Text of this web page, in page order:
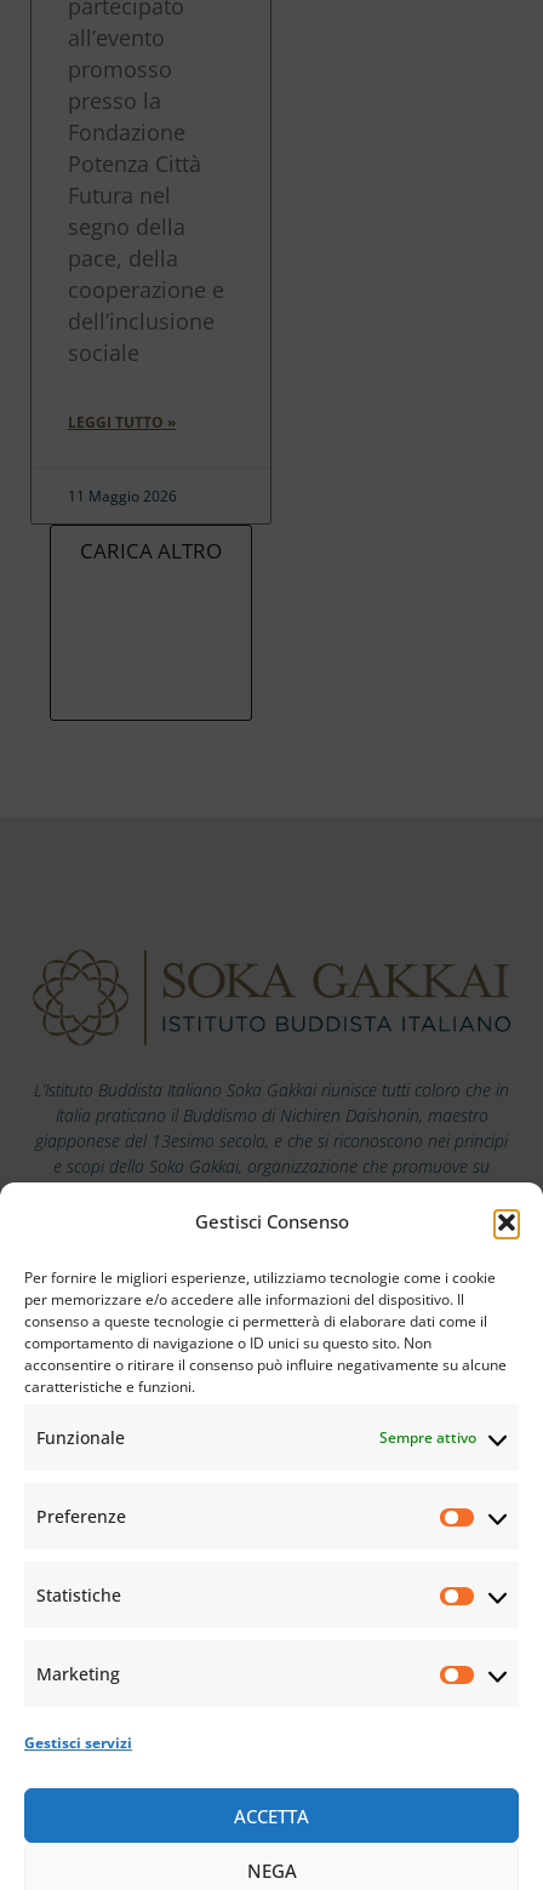
Gestisci Consenso
Per fornire le migliori esperienze, utilizziamo tecnologie come i cookie
per memorizzare e/o accedere alle informazioni del dispositivo. Il
consenso a queste tecnologie ci permetterà di elaborare dati come il
comportamento di navigazione o ID unici su questo sito. Non
acconsentire o ritirare il consenso può influire negativamente su alcune
caratteristiche e funzioni.
Funzionale Sempre attivo
Preferenze
Statistiche
Marketing
Gestisci servizi
ACCETTA
NEGA
all’evento
promosso
presso la
Fondazione
Potenza Città
Futura nel
segno della
pace, della
cooperazione e
dell’inclusione
sociale
LEGGI TUTTO »
11 Maggio 2026
CARICA ALTRO
L’Istituto Buddista Italiano Soka Gakkai riunisce tutti coloro che in
Italia praticano il Buddismo di Nichiren Daishonin, maestro
giapponese del 13esimo secolo, e che si riconoscono nei principi
e scopi della Soka Gakkai, organizzazione che promuove su